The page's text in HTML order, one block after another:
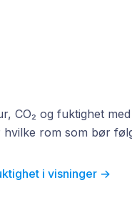
CO₂ og fuktighet
rom som bør
i visninger →